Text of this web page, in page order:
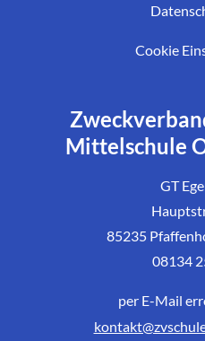
Cookie
Mittelschule
GT
85235
08134
per E-Mail